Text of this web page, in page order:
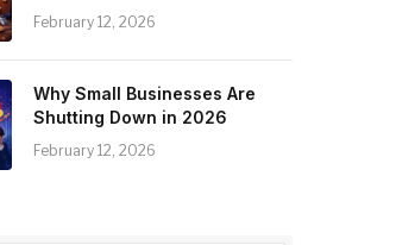
February 12, 2026
Why Small Businesses Are
Shutting Down in 2026
February 12, 2026